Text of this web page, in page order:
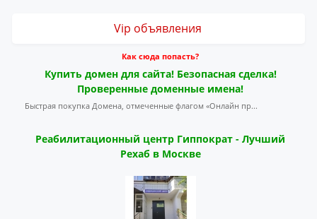
Vip объявления
Как сюда попасть?
Купить домен для сайта! Безопасная сделка!
Проверенные доменные имена!
Быстрая покупка Домена, отмеченные флагом «Онлайн пр...
Реабилитационный центр Гиппократ - Лучший
Рехаб в Москве